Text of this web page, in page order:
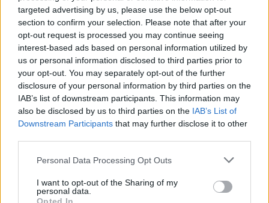
targeted advertising by us, please use the below opt-out
section to confirm your selection. Please note that after your
opt-out request is processed you may continue seeing
interest-based ads based on personal information utilized by
us or personal information disclosed to third parties prior to
your opt-out. You may separately opt-out of the further
disclosure of your personal information by third parties on the
IAB’s list of downstream participants. This information may
also be disclosed by us to third parties on the IAB’s List of
Downstream Participants that may further disclose it to other
Personal Data Processing Opt Outs
I want to opt-out of the Sharing of my
personal data.
coup de pep's en prévision du coup de barre de la fin
d'après-midi. Il lutte évidemment contre les grignotages
intempestifs tout au long de la journée. Il permet aussi de
répartir convenablement les apports nutritionnels
journaliers et ainsi de lutter contre le surpoids et
l’obésité.
On recommande de composer son goûter de la manière
suivante : un produit céréalier, soit l’équivalent de deux
Prince de LU, un produit laitier, un fruit et une boisson
(en favorisant l’eau). Grâce à cette collation, l'enfant aura
toute l’énergie nécessaire pour tenir jusqu’au dîner.
Tout d'abord, la marque Prince s'est engagée
volontairement avec le Programme National Nutrition
Santé (PNNS) afin d'améliorer le profit nutritionnel de ses
produits. Les biscuits Prince de LU comportent